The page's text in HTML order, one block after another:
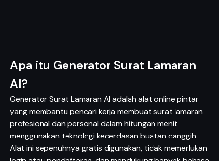
Apa itu Generator Surat Lamaran
AI?
Generator Surat Lamaran AI adalah alat online pintar
yang membantu pencari kerja membuat surat lamaran
profesional dan personal dalam hitungan menit
menggunakan teknologi kecerdasan buatan canggih.
Alat ini sepenuhnya gratis digunakan, tidak memerlukan